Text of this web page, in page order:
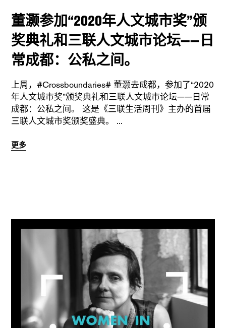
董灏参加“2020年人文城市奖”颁
奖典礼和三联人文城市论坛——日
常成都：公私之间。
上周，#Crossboundaries# 董灏去成都，参加了“2020
年人文城市奖”颁奖典礼和三联人文城市论坛——日常
成都：公私之间。 这是《三联生活周刊》主办的首届
三联人文城市奖颁奖盛典。
更多